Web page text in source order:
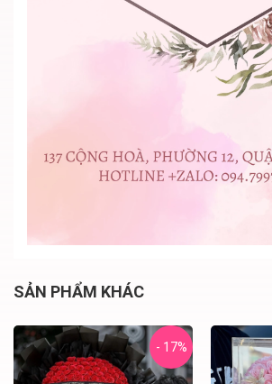
SẢN PHẨM KHÁC
- 17%